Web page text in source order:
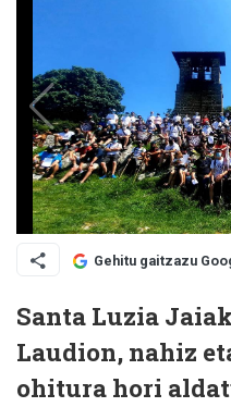
Gehitu gaitzazu
Santa Luzia
Laudion, nahiz
ohitura hori